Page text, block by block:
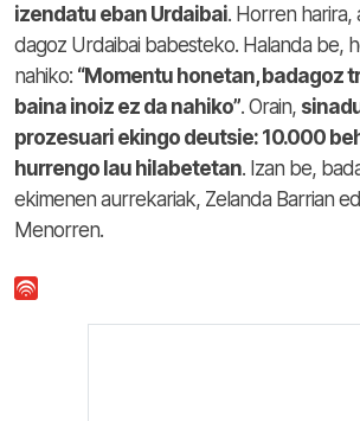
izendatu eban Urdaibai. Horren harira,
dagoz Urdaibai babesteko. Halanda be,
nahiko: “Momentu honetan, badagoz
baina inoiz ez da nahiko”. Orain,
prozesuari ekingo deutsie: 10.000
hurrengo lau hilabetetan. Izan be,
ekimenen aurrekariak, Zelanda Barrian
Menorren.